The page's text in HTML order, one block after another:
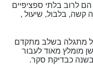
לרוב בלתי ספציפיים
קשה, בלבול, שיעול ,
מתגלה בשלב מתקדם
מומלץ מאוד לעבור
כבדיקת סקר.